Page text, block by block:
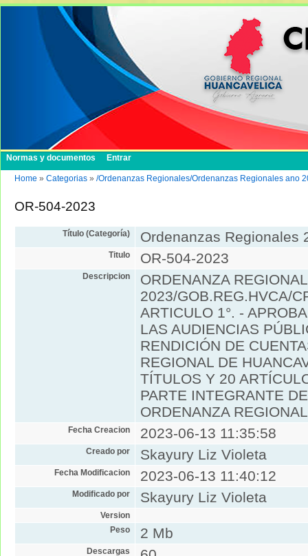
Normas y documentos Entrar
Home » Categorias » /Ordenanzas Regionales/Ordenanzas Regionales ano
OR-504-2023
Título (Categoría) Ordenanzas Regionales
Titulo OR-504-2023
Descripcion
ORDENANZA
2023/GOB.REG.HVCA/
ARTICULO 1°. -
LAS AUDIENCIAS
RENDICIÓN DE
REGIONAL DE
TÍTULOS Y 20
PARTE INTEGRANTE
ORDENANZA
Fecha Creacion 2023-06-13 11:35:58
Creado por Skayury Liz Violeta
Fecha Modificacion 2023-06-13 11:40:12
Modificado por Skayury Liz Violeta
Version
Peso
2 Mb
Descargas